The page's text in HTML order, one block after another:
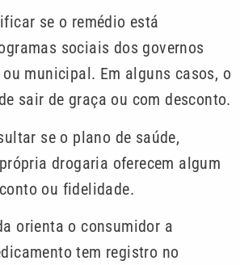
se o remédio está
sociais dos governos
municipal. Em alguns casos, o
sair de graça ou com desconto.
se o plano de saúde,
drogaria oferecem algum
ou fidelidade.
orienta o consumidor a
tem registro no